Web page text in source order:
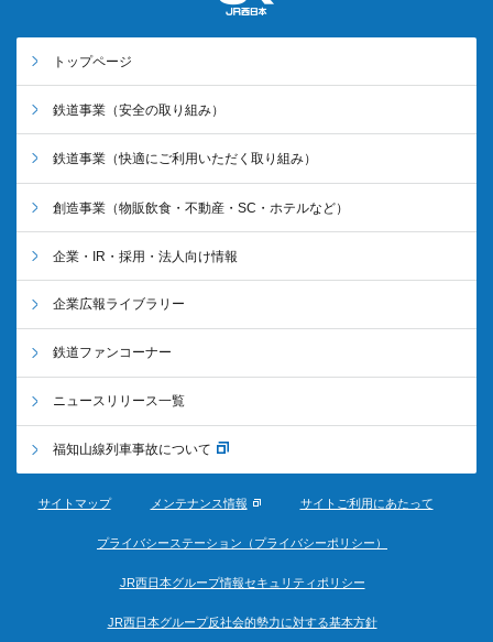
トップページ
鉄道事業 （安全の取り組み）
鉄道事業 （快適にご利用いただく取り組み）
創造事業 （物販飲食・不動産・SC・ホテルなど）
企業・IR・採用・法人向け情報
企業広報ライブラリー
鉄道ファンコーナー
ニュースリリース一覧
福知山線列車事故について
サイトマップ メンテナンス情報 サイトご利用にあたって
プライバシーステーション（プライバシーポリシー）
JR西日本グループ情報セキュリティポリシー
JR西日本グループ反社会的勢力に対する基本方針